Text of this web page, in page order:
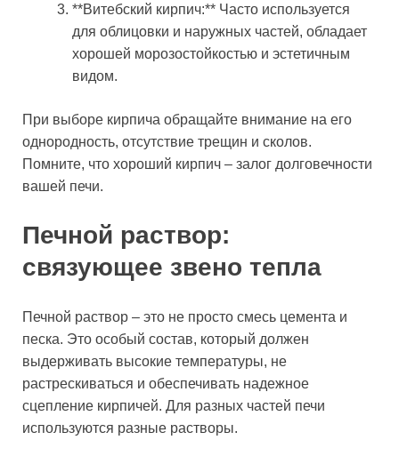
**Витебский кирпич:** Часто используется
для облицовки и наружных частей, обладает
хорошей морозостойкостью и эстетичным
видом.
При выборе кирпича обращайте внимание на его
однородность, отсутствие трещин и сколов.
Помните, что хороший кирпич – залог долговечности
вашей печи.
Печной раствор:
связующее звено тепла
Печной раствор – это не просто смесь цемента и
песка. Это особый состав, который должен
выдерживать высокие температуры, не
растрескиваться и обеспечивать надежное
сцепление кирпичей. Для разных частей печи
используются разные растворы.